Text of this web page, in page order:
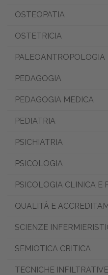
OSTEOPATIA
OSTETRICIA
PALEOANTROPOLOGIA
PEDAGOGIA
PEDAGOGIA MEDICA
PEDIATRIA
PSICHIATRIA
PSICOLOGIA
PSICOLOGIA CLINICA E
QUALITÀ E
SCIENZE
SEMIOTICA CRITICA
TECNICHE INFILTRATIVE